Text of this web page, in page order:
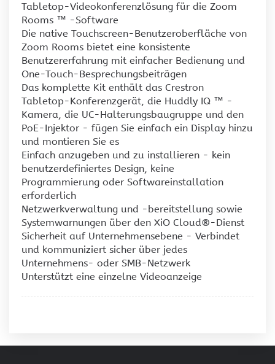
Tabletop-Videokonferenzlösung für die Zoom
Rooms ™ -Software
Die native Touchscreen-Benutzeroberfläche von
Zoom Rooms bietet eine konsistente
Benutzererfahrung mit einfacher Bedienung und
One-Touch-Besprechungsbeiträgen
Das komplette Kit enthält das Crestron
Tabletop-Konferenzgerät, die Huddly IQ ™ -
Kamera, die UC-Halterungsbaugruppe und den
PoE-Injektor - fügen Sie einfach ein Display hinzu
und montieren Sie es
Einfach anzugeben und zu installieren - kein
benutzerdefiniertes Design, keine
Programmierung oder Softwareinstallation
erforderlich
Netzwerkverwaltung und -bereitstellung sowie
Systemwarnungen über den XiO Cloud®-Dienst
Sicherheit auf Unternehmensebene - Verbindet
und kommuniziert sicher über jedes
Unternehmens- oder SMB-Netzwerk
Unterstützt eine einzelne Videoanzeige